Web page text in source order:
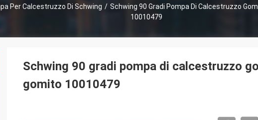
Per Calcestruzzo Di Schwing / Schwing 90 Gradi Pompa Di Calcestruzzo
10010479
Schwing 90 gradi pompa di calcestruzzo
gomito 10010479